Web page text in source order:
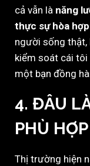
cả vẫn là năng
thực sự hòa
người sống thật,
kiểm soát cái tôi
một bạn đồng
4. ĐÂU
PHÙ
Thị trường hiện